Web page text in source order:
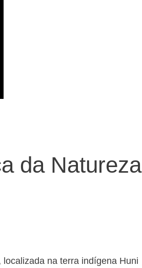
da Natureza
na terra indígena Huni